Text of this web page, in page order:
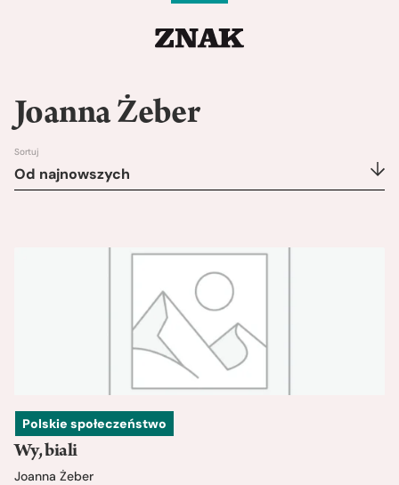
Joanna Żeber
Sortuj
Od najnowszych
Polskie społeczeństwo
Wy, biali
Joanna Żeber